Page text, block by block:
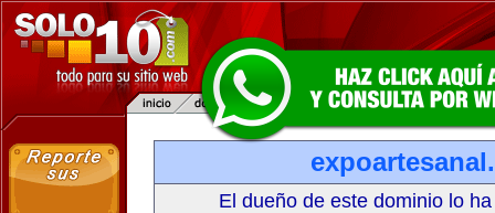
El dueño de este dominio lo